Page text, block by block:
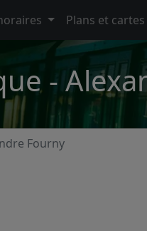
Plans et cartes
-
Fourny